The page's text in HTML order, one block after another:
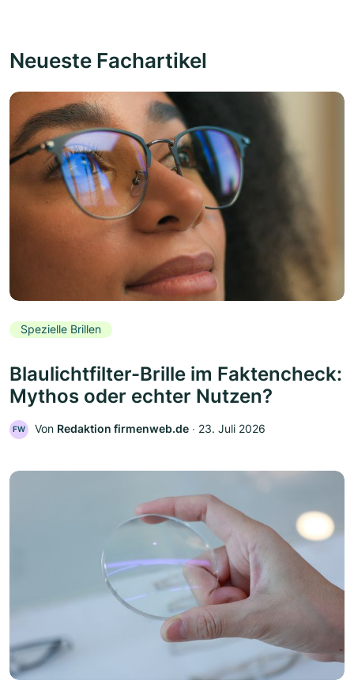
Neueste Fachartikel
Spezielle Brillen
Blaulichtfilter-Brille im Faktencheck:
Mythos oder echter Nutzen?
FW Von Redaktion firmenweb.de ‧ 23. Juli 2026